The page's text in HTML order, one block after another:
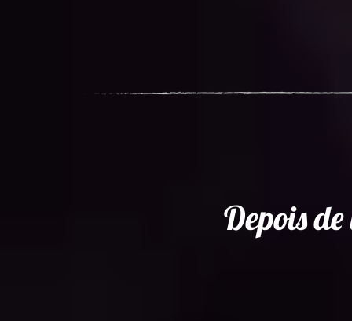
Depois